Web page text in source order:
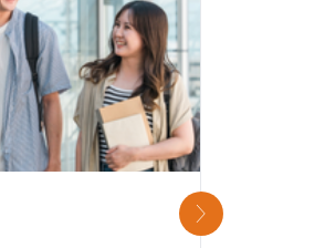
次のスライド